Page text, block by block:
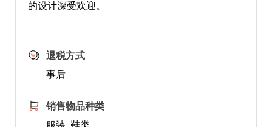
的设计深受欢迎。
退税方式
事后
销售物品种类
服装, 鞋类